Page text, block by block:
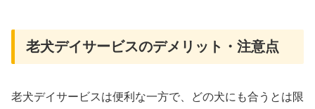
老犬デイサービスのデメリット・注意点
老犬デイサービスは便利な一方で、どの犬にも合うとは限